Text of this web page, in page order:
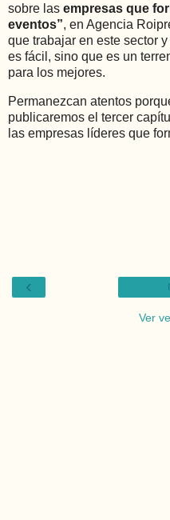
sobre las empresas que
eventos”, en Agencia
que trabajar en este sector
es fácil, sino que es un
para los mejores.
Permanezcan atentos
publicaremos el tercer
las empresas líderes que
‹
Ver